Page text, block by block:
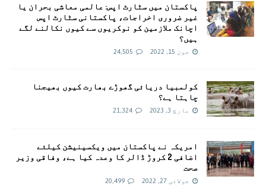
پاکستان میں سٹارٹ اپس: عالمی معاشی بحران یا
غیر ضروری اخراجات، پاکستانی سٹارٹ اپس
اچانک ملازمین کو نوکریوں سے کیوں نکالنے لگے
ہیں؟
جون 15, 2022 24,505
کولمبیا دریائی گھوڑے بھارت کیوں بھیجنا
چاہتا ہے؟
مارچ 3, 2023 21,324
امريکہ نے پاکستان میں ویکسینیشن کیلئے
اضافی 2 کروڑ ڈالر کا وعدہ کیا ہے، وفاقی وزیر
صحت
جولائی 27, 2022 20,499